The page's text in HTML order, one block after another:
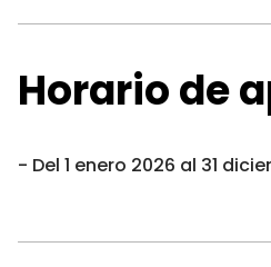
Horario de
Del 1 enero 2026 al 31